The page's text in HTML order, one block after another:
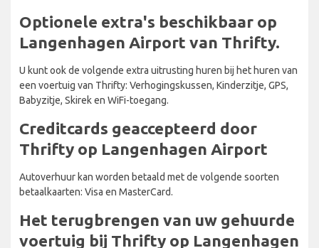
Optionele extra's beschikbaar op
Langenhagen Airport van Thrifty.
U kunt ook de volgende extra uitrusting huren bij het huren van
een voertuig van Thrifty: Verhogingskussen, Kinderzitje, GPS,
Babyzitje, Skirek en WiFi-toegang.
Creditcards geaccepteerd door
Thrifty op Langenhagen Airport
Autoverhuur kan worden betaald met de volgende soorten
betaalkaarten: Visa en MasterCard.
Het terugbrengen van uw gehuurde
voertuig bij Thrifty op Langenhagen